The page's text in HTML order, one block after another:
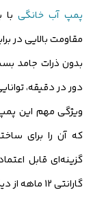
پمپ آب خانگیبا
مقاومت بالایی در
دور در دقیقه،
ویژگی مهم این
که آن را برای
گزینه‌ای قابل
گارانتی 12 ماهه از دیگر مزایای این مدل هستند.